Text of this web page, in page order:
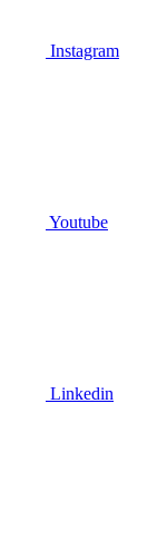
Instagram
Youtube
Linkedin